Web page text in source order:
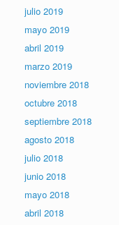
julio 2019
mayo 2019
abril 2019
marzo 2019
noviembre 2018
octubre 2018
septiembre 2018
agosto 2018
julio 2018
junio 2018
mayo 2018
abril 2018